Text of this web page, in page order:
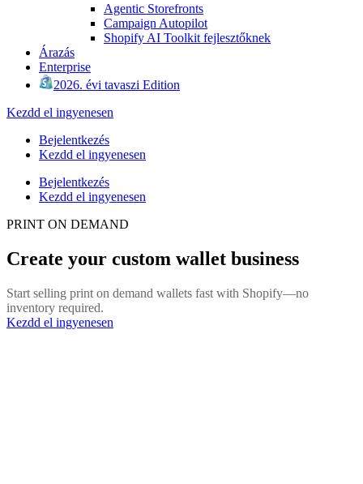
Agentic Storefronts
Campaign Autopilot
Shopify AI Toolkit fejlesztőknek
Árazás
Enterprise
2026. évi tavaszi Edition
Kezdd el ingyenesen
Bejelentkezés
Kezdd el ingyenesen
Bejelentkezés
Kezdd el ingyenesen
PRINT ON DEMAND
Create your custom wallet business
Start selling print on demand wallets fast with Shopify—no
inventory required.
Kezdd el ingyenesen